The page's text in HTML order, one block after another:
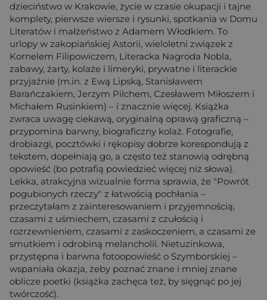
dzieciństwo w Krakowie, życie w czasie okupacji i tajne
komplety, pierwsze wiersze i rysunki, spotkania w Domu
Literatów i małżeństwo z Adamem Włodkiem. To
urlopy w zakopiańskiej Astorii, wieloletni związek z
Kornelem Filipowiczem, Literacka Nagroda Nobla,
zabawy, żarty, kolaże i limeryki, prywatne i literackie
przyjaźnie (m.in. z Ewą Lipską, Stanisławem
Barańczakiem, Jerzym Pilchem, Czesławem Miłoszem i
Michałem Rusinkiem) – i znacznie więcej. Książka
zwraca uwagę ciekawą, oryginalną oprawą graficzną –
przypomina barwny, biograficzny kolaż. Fotografie,
drobiazgi, pocztówki i rękopisy dobrze korespondują z
tekstem, dopełniają go, a często też stanowią odrębną
opowieść (bo potrafią powiedzieć więcej niż słowa).
Lekka, atrakcyjna wizualnie forma sprawia, że "Powrót
pogubionych rzeczy" z łatwością pochłania –
przeczytałam z zainteresowaniem i przyjemnością,
czasami z uśmiechem, czasami z czułością i
rozrzewnieniem, czasami z zaskoczeniem, a czasami ze
smutkiem i odrobiną melancholii. Nietuzinkowa,
przystępna i barwna fotoopowieść o Szymborskiej –
wspaniała okazja, żeby poznać znane i mniej znane
oblicze poetki (książka zachęca też, by sięgnąć po jej
twórczość).